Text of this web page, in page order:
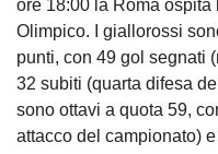
ore 18:00 la Roma
Olimpico. I giallorossi
punti, con 49 gol segnati
32 subiti (quarta difesa
sono ottavi a quota 59,
attacco del campionato)